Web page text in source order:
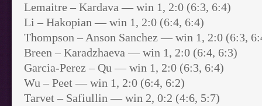
Lemaitre – Kardava — win 1, 2:0 (6:3, 6:4)
Li – Hakopian — win 1, 2:0 (6:4, 6:4)
Thompson – Anson Sanchez — win 1, 2:0 (6:3,
Breen – Karadzhaeva — win 1, 2:0 (6:4, 6:3)
Garcia-Perez – Qu — win 1, 2:0 (6:3, 6:4)
Wu – Peet — win 1, 2:0 (6:4, 6:2)
Tarvet – Safiullin — win 2, 0:2 (4:6, 5:7)